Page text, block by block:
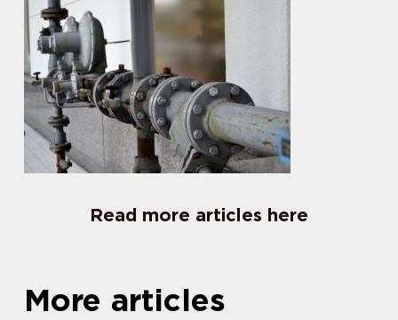
Read more articles here
More articles